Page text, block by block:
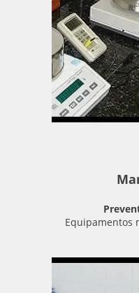
Equipamentos